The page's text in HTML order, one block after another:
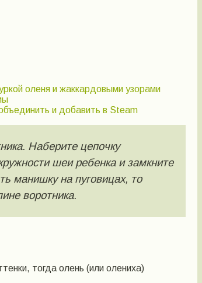
оленя и жаккардовыми узорами
и добавить в Steam
Наберите цепочку
шеи ребенка и замкните
манишку на пуговицах, то
воротника.
тогда олень (или олениха)